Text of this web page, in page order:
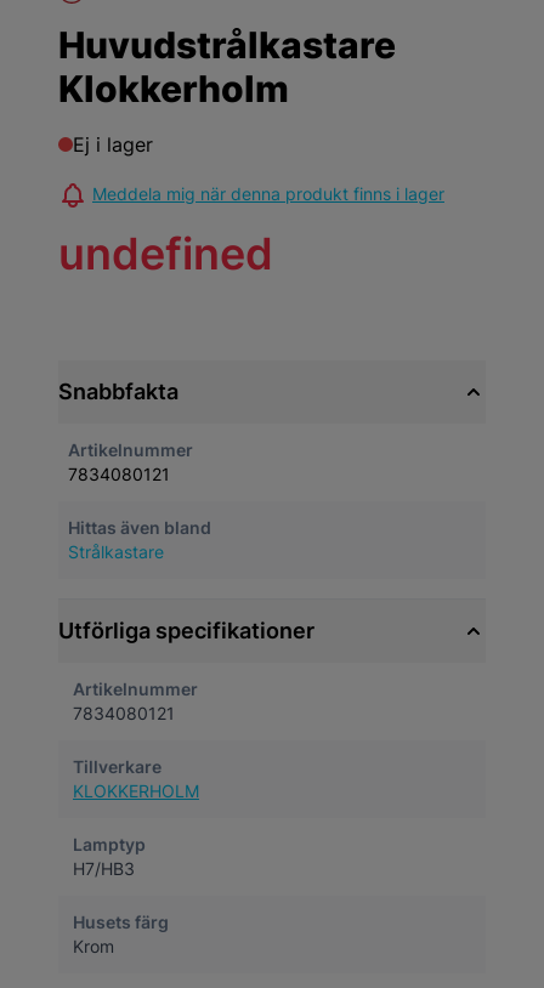
Huvudstrålkastare
Klokkerholm
Ej i lager
Meddela mig när denna produkt finns i lager
undefined
Snabbfakta
Artikelnummer
7834080121
Hittas även bland
Strålkastare
Utförliga specifikationer
Artikelnummer
7834080121
Tillverkare
KLOKKERHOLM
Lamptyp
H7/HB3
Husets färg
Krom